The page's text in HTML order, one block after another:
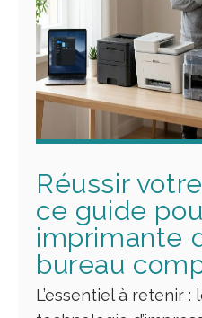
Réussir
ce guide
imprimante
bureau
L’essentiel à retenir